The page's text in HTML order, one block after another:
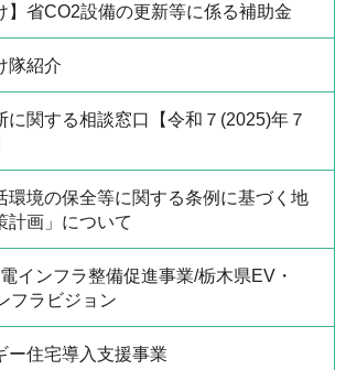
】省CO2設備の更新等に係る補助金
隊紹介
に関する相談窓口【令和７(2025)年７
環境の保全等に関する条例に基づく地
計画」について
インフラ整備促進事業/栃木県EV・
フラビジョン
ー住宅導入支援事業